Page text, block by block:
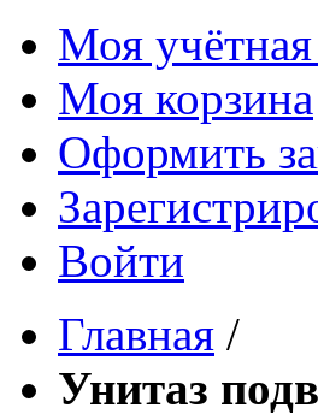
Моя учётная
Моя корзина
Оформить
Войти
Главная /
Унитаз